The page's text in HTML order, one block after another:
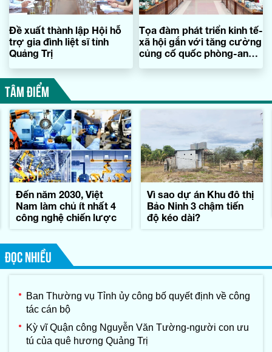
Đề xuất thành lập Hội hỗ
trợ gia đình liệt sĩ tỉnh
Quảng Trị
Tọa đàm phát triển kinh tế-
xã hội gắn với tăng cường
củng cố quốc phòng-an
TÂM ĐIỂM
Đến năm 2030, Việt
Nam làm chủ ít nhất 4
công nghệ chiến lược
Vì sao dự án Khu đô thị
Bảo Ninh 3 chậm tiến
độ kéo dài?
ĐỌC NHIỀU
Ban Thường vụ Tỉnh ủy công bố quyết định về công
tác cán bộ
Kỳ vĩ Quận công Nguyễn Văn Tường-người con ưu
tú của quê hương Quảng Trị